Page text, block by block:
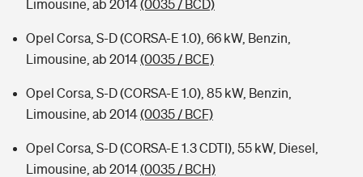
Limousine, ab 2014(0035 / BCD)
Opel Corsa, S-D (CORSA-E 1.0), 66 kW, Benzin,
Limousine, ab 2014(0035 / BCE)
Opel Corsa, S-D (CORSA-E 1.0), 85 kW, Benzin,
Limousine, ab 2014(0035 / BCF)
Opel Corsa, S-D (CORSA-E 1.3 CDTI), 55 kW, Diesel,
Limousine, ab 2014(0035 / BCH)